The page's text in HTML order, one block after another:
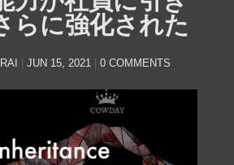
らに強化された
JUN 15, 2021| 0 COMMENTS